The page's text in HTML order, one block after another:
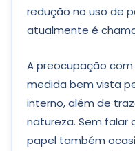
redução no uso de
atualmente é
A preocupação
medida bem vista
interno, além de
natureza. Sem falar
papel também